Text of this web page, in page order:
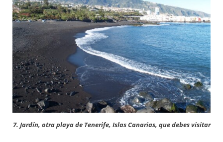
7. Jardín, otra playa de Tenerife, Islas Canarias, que debes visitar